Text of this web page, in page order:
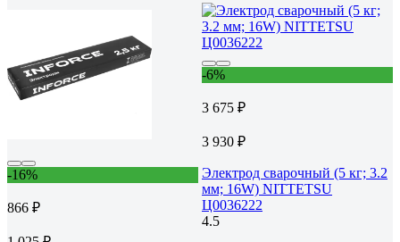
-16%
866 ₽
-6%
3 675 ₽
3 930 ₽
Электрод сварочный (5 кг; 3.2
мм; 16W) NITTETSU
Ц0036222
4.5